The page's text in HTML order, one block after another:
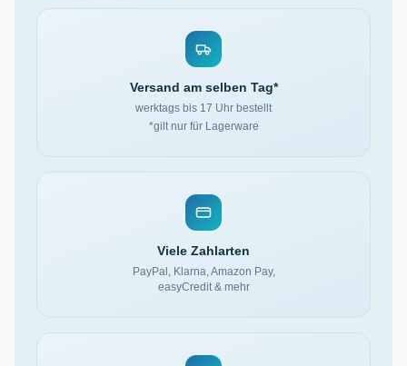
Versand am selben Tag*
werktags bis 17 Uhr bestellt
*gilt nur für Lagerware
Viele Zahlarten
PayPal, Klarna, Amazon Pay,
easyCredit & mehr